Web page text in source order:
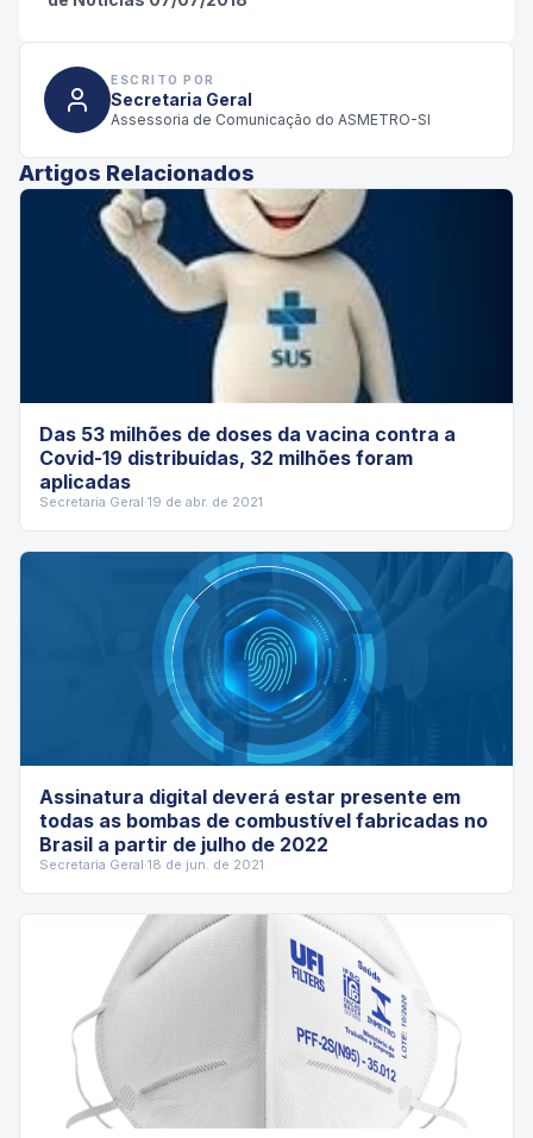
ESCRITO POR
Secretaria Geral
Assessoria de Comunicação do ASMETRO-SI
Artigos Relacionados
Das 53 milhões de doses da vacina contra a
Covid-19 distribuídas, 32 milhões foram
aplicadas
Secretaria Geral·19 de abr. de 2021
Assinatura digital deverá estar presente em
todas as bombas de combustível fabricadas no
Brasil a partir de julho de 2022
Secretaria Geral·18 de jun. de 2021